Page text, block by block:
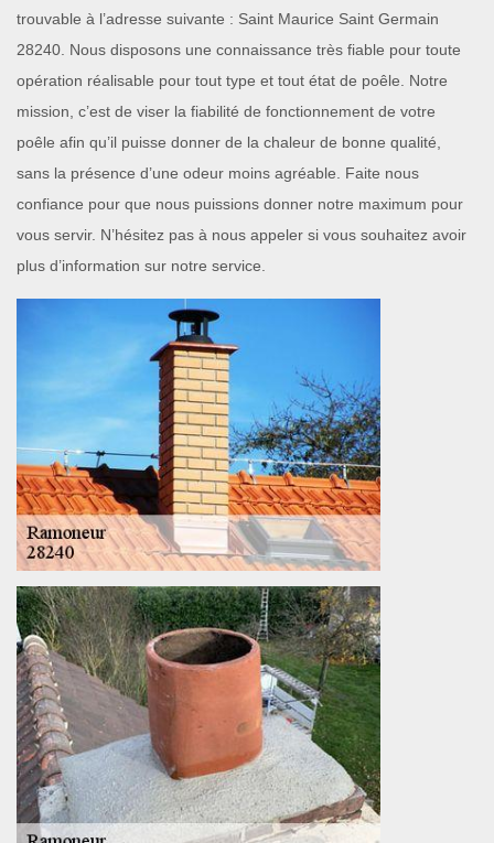
trouvable à l’adresse suivante : Saint Maurice Saint Germain
28240. Nous disposons une connaissance très fiable pour toute
opération réalisable pour tout type et tout état de poêle. Notre
mission, c’est de viser la fiabilité de fonctionnement de votre
poêle afin qu’il puisse donner de la chaleur de bonne qualité,
sans la présence d’une odeur moins agréable. Faite nous
confiance pour que nous puissions donner notre maximum pour
vous servir. N’hésitez pas à nous appeler si vous souhaitez avoir
plus d’information sur notre service.